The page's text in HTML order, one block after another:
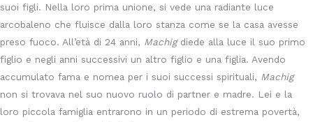
suoi figli. Nella loro prima unione, si vede una radiante luce
arcobaleno che fluisce dalla loro stanza come se la casa avesse
preso fuoco. All’età di 24 anni, Machigdiede alla luce il suo primo
figlio e negli anni successivi un altro figlio e una figlia. Avendo
accumulato fama e nomea per i suoi successi spirituali, Machig
non si trovava nel suo nuovo ruolo di partner e madre. Lei e la
loro piccola famiglia entrarono in un periodo di estrema povertà,